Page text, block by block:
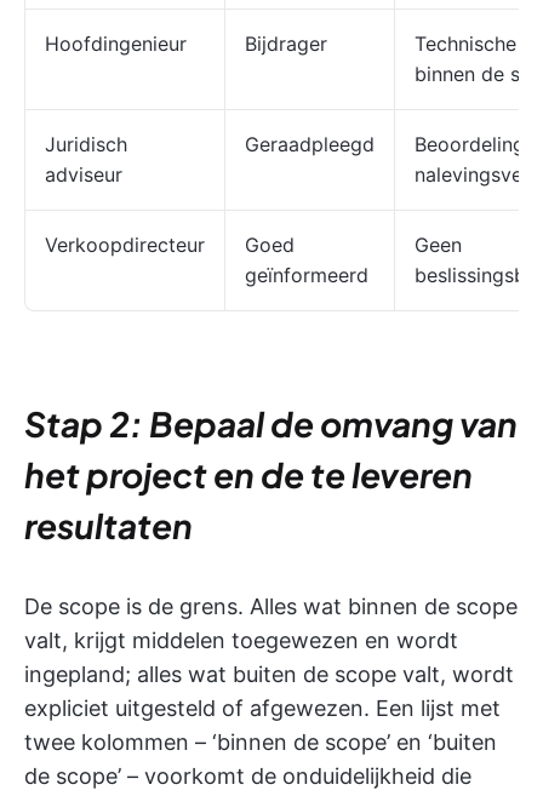
Hoofdingenieur Bijdrager
Technische
binnen de
Juridisch
adviseur
Geraadpleegd
Beoordeling
Verkoopdirecteur
Goed
geïnformeerd
Geen
Stap 2: Bepaal de omvang van
het project en de te leveren
resultaten
De scope is de grens. Alles wat binnen de scope
valt, krijgt middelen toegewezen en wordt
ingepland; alles wat buiten de scope valt, wordt
expliciet uitgesteld of afgewezen. Een lijst met
twee kolommen – ‘binnen de scope’ en ‘buiten
de scope’ – voorkomt de onduidelijkheid die